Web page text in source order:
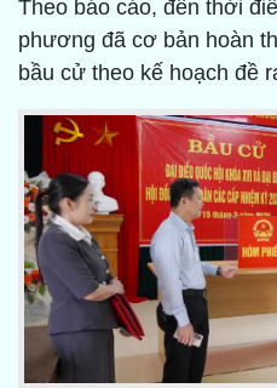
Theo báo cáo, đến thời
phương đã cơ bản hoàn
bầu cử theo kế hoạch đề